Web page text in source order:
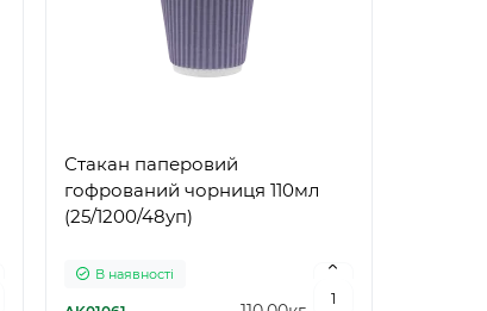
Стакан паперовий
гофрований чорниця 110мл
(25/1200/48уп)
В наявності